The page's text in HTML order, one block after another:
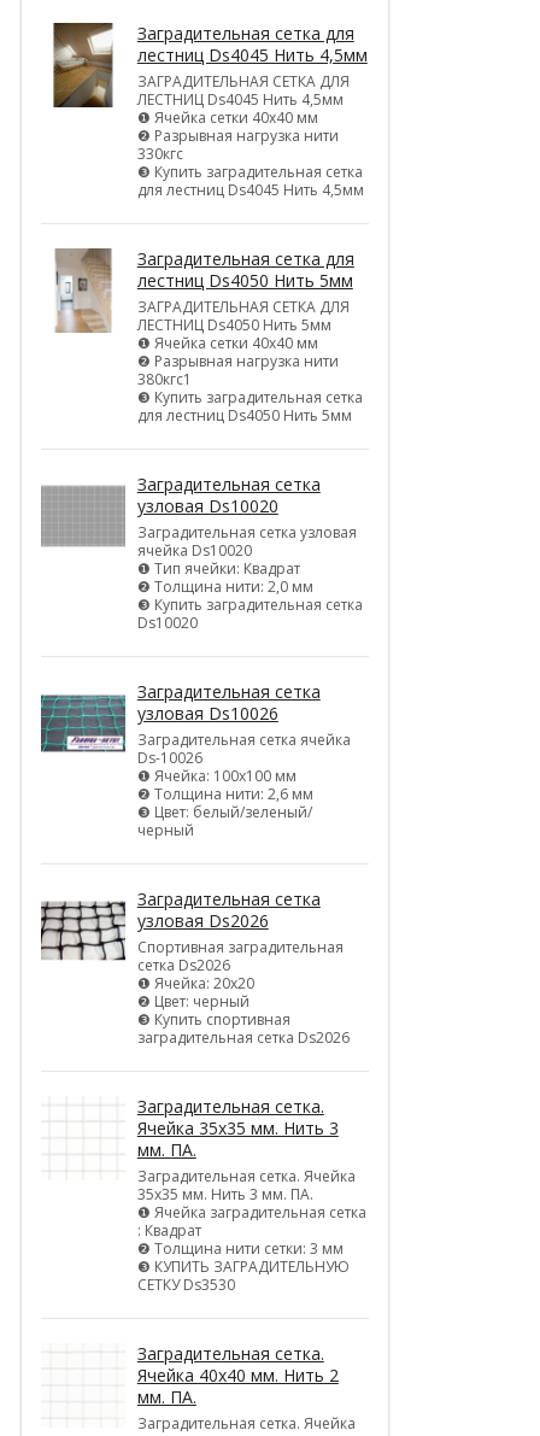
Заградительная сетка для
лестниц Ds4045 Нить 4,5мм
ЗАГРАДИТЕЛЬНАЯ СЕТКА ДЛЯ
ЛЕСТНИЦ Ds4045 Нить 4,5мм
❶ Ячейка сетки 40х40 мм
❷ Разрывная нагрузка нити
330кгс
❸ Купить заградительная сетка
для лестниц Ds4045 Нить 4,5мм
Заградительная сетка для
лестниц Ds4050 Нить 5мм
ЗАГРАДИТЕЛЬНАЯ СЕТКА ДЛЯ
ЛЕСТНИЦ Ds4050 Нить 5мм
❶ Ячейка сетки 40х40 мм
❷ Разрывная нагрузка нити
380кгс1
❸ Купить заградительная сетка
для лестниц Ds4050 Нить 5мм
Заградительная сетка
узловая Ds10020
Заградительная сетка узловая
ячейка Ds10020
❶ Тип ячейки: Квадрат
❷ Толщина нити: 2,0 мм
❸ Купить заградительная сетка
Ds10020
Заградительная сетка
узловая Ds10026
Заградительная сетка ячейка
Ds-10026
❶ Ячейка: 100х100 мм
❷ Толщина нити: 2,6 мм
❸ Цвет: белый/зеленый/
черный
Заградительная сетка
узловая Ds2026
Спортивная заградительная
сетка Ds2026
❶ Ячейка: 20х20
❷ Цвет: черный
❸ Купить спортивная
заградительная сетка Ds2026
Заградительная сетка.
Ячейка 35х35 мм. Нить 3
мм. ПА.
Заградительная сетка. Ячейка
35х35 мм. Нить 3 мм. ПА.
❶ Ячейка заградительная сетка
: Квадрат
❷ Толщина нити сетки: 3 мм
❸ КУПИТЬ ЗАГРАДИТЕЛЬНУЮ
СЕТКУ Ds3530
Заградительная сетка.
Ячейка 40х40 мм. Нить 2
мм. ПА.
Заградительная сетка. Ячейка